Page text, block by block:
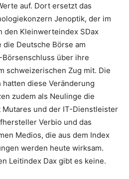
auf. Dort ersetzt das
Jenoptik, der im
den Kleinwerteindex SDax
Deutsche Börse am
über ihre
schweizerischen Zug mit. Die
diese Veränderung
zudem als Neulinge die
und der IT-Dienstleister
Verbio und das
Medios, die aus dem Index
werden heute wirksam.
Leitindex Dax gibt es keine.